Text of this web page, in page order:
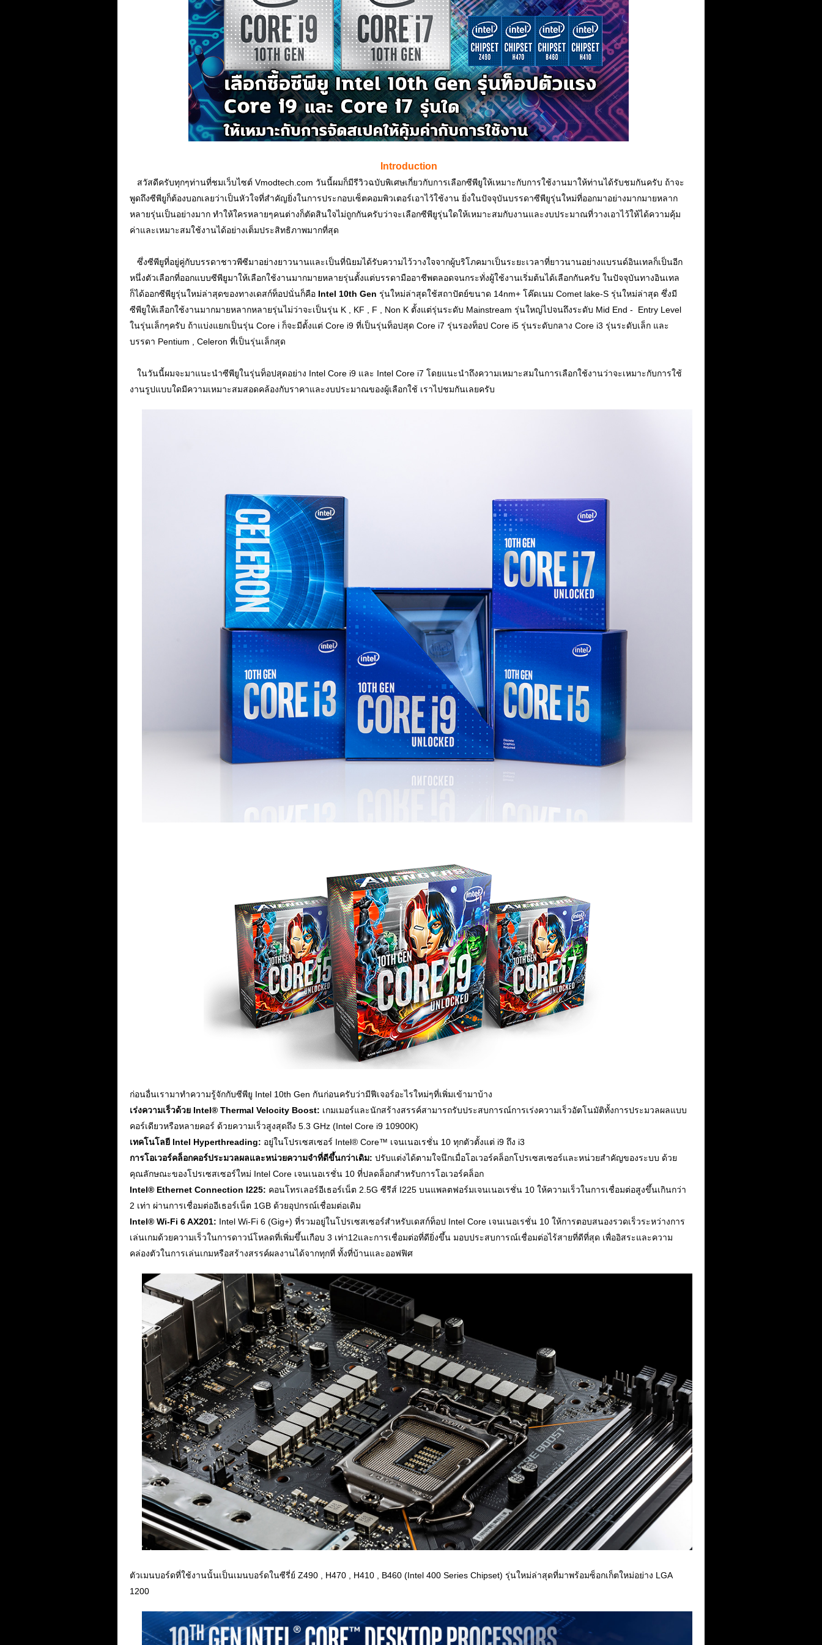
Introduction
สวัสดีครับทุกๆท่านที่ชมเว็บไซต์ Vmodtech.com วันนี้ผมก็มีรีวิวฉบับพิเศษเกี่ยวกับการเลือกซีพียูให้เหมาะกับการใช้งานมาให้ท่านได้รับชมกันครับ ถ้าจะ
พูดถึงซีพียูก็ต้องบอกเลยว่าเป็นหัวใจที่สำคัญยิ่งในการประกอบเซ็ตคอมพิวเตอร์เอาไว้ใช้งาน ยิ่งในปัจจุบันบรรดาซีพียูรุ่นใหม่ที่ออกมาอย่างมากมายหลาก
หลายรุ่นเป็นอย่างมาก ทำให้ใครหลายๆคนต่างก็ตัดสินใจไม่ถูกกันครับว่าจะเลือกซีพียูรุ่นใดให้เหมาะสมกับงานและงบประมาณที่วางเอาไว้ให้ได้ความคุ้ม
ค่าและเหมาะสมใช้งานได้อย่างเต็มประสิทธิภาพมากที่สุด
ซึ่งซีพียูที่อยู่คู่กับบรรดาชาวพีซีมาอย่างยาวนานและเป็นที่นิยมได้รับความไว้วางใจจากผู้บริโภคมาเป็นระยะเวลาที่ยาวนานอย่างแบรนด์อินเทลก็เป็นอีก
หนึ่งตัวเลือกที่ออกแบบซีพียูมาให้เลือกใช้งานมากมายหลายรุ่นตั้งแต่บรรดามืออาชีพตลอดจนกระทั่งผู้ใช้งานเริ่มต้นได้เลือกกันครับ ในปัจจุบันทางอินเทล
ก็ได้ออกซีพียูรุ่นใหม่ล่าสุดของทางเดสก์ท็อปนั่นก็คือ Intel 10th Gen รุ่นใหม่ล่าสุดใช้สถาปัตย์ขนาด 14nm+ โค๊ดเนม Comet lake-S รุ่นใหม่ล่าสุด ซึ่งมี
ซีพียูให้เลือกใช้งานมากมายหลากหลายรุ่นไม่ว่าจะเป็นรุ่น K , KF , F , Non K ตั้งแต่รุ่นระดับ Mainstream รุ่นใหญ่ไปจนถึงระดับ Mid End - Entry Level
ในรุ่นเล็กๆครับ ถ้าแบ่งแยกเป็นรุ่น Core i ก็จะมีตั้งแต่ Core i9 ที่เป็นรุ่นท็อปสุด Core i7 รุ่นรองท็อป Core i5 รุ่นระดับกลาง Core i3 รุ่นระดับเล็ก และ
บรรดา Pentium , Celeron ที่เป็นรุ่นเล็กสุด
ในวันนี้ผมจะมาแนะนำซีพียูในรุ่นท็อปสุดอย่าง Intel Core i9 และ Intel Core i7 โดยแนะนำถึงความเหมาะสมในการเลือกใช้งานว่าจะเหมาะกับการใช้
งานรูปแบบใดมีความเหมาะสมสอดคล้องกับราคาและงบประมาณของผู้เลือกใช้ เราไปชมกันเลยครับ
ก่อนอื่นเรามาทำความรู้จักกับซีพียู Intel 10th Gen กันก่อนครับว่ามีฟีเจอร์อะไรใหม่ๆที่เพิ่มเข้ามาบ้าง
เร่งความเร็วด้วย Intel® Thermal Velocity Boost: เกมเมอร์และนักสร้างสรรค์สามารถรับประสบการณ์การเร่งความเร็วอัตโนมัติทั้งการประมวลผลแบบ
คอร์เดียวหรือหลายคอร์ ด้วยความเร็วสูงสุดถึง 5.3 GHz (Intel Core i9 10900K)
เทคโนโลยี Intel Hyperthreading: อยู่ในโปรเซสเซอร์ Intel® Core™ เจนเนอเรชั่น 10 ทุกตัวตั้งแต่ i9 ถึง i3
การโอเวอร์คล็อกคอร์ประมวลผลและหน่วยความจำที่ดีขึ้นกว่าเดิม: ปรับแต่งได้ตามใจนึกเมื่อโอเวอร์คล็อกโปรเซสเซอร์และหน่วยสำคัญของระบบ ด้วย
คุณลักษณะของโปรเซสเซอร์ใหม่ Intel Core เจนเนอเรชั่น 10 ที่ปลดล็อกสำหรับการโอเวอร์คล็อก
Intel® Ethernet Connection I225: คอนโทรเลอร์อีเธอร์เน็ต 2.5G ซีรีส์ I225 บนแพลตฟอร์มเจนเนอเรชั่น 10 ให้ความเร็วในการเชื่อมต่อสูงขึ้นเกินกว่า
2 เท่า ผ่านการเชื่อมต่ออีเธอร์เน็ต 1GB ด้วยอุปกรณ์เชื่อมต่อเดิม
Intel® Wi-Fi 6 AX201: Intel Wi-Fi 6 (Gig+) ที่รวมอยู่ในโปรเซสเซอร์สำหรับเดสก์ท็อป Intel Core เจนเนอเรชั่น 10 ให้การตอบสนองรวดเร็วระหว่างการ
เล่นเกมด้วยความเร็วในการดาวน์โหลดที่เพิ่มขึ้นเกือบ 3 เท่า12และการเชื่อมต่อที่ดียิ่งขึ้น มอบประสบการณ์เชื่อมต่อไร้สายที่ดีที่สุด เพื่ออิสระและความ
คล่องตัวในการเล่นเกมหรือสร้างสรรค์ผลงานได้จากทุกที่ ทั้งที่บ้านและออฟฟิศ
ตัวเมนบอร์ดที่ใช้งานนั้นเป็นเมนบอร์ดในซีรี่ย์ Z490 , H470 , H410 , B460 (Intel 400 Series Chipset) รุ่นใหม่ล่าสุดที่มาพร้อมซ็อกเก็ตใหม่อย่าง LGA
1200